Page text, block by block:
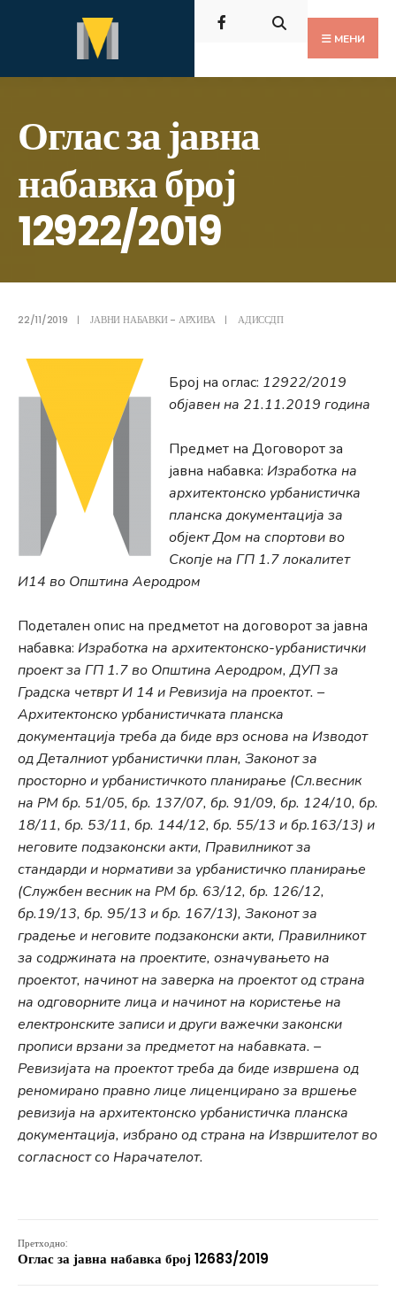
содржината
МЕНИ
Оглас за јавна
набавка број
12922/2019
22/11/2019 | ЈАВНИ НАБАВКИ - АРХИВА | АДИССДП
Број на оглас: 12922/2019
објавен на 21.11.2019 година
Предмет на Договорот за
јавна набавка: Изработка на
архитектонско урбанистичка
планска документација за
објект Дом на спортови во
Скопје на ГП 1.7 локалитет
И14 во Општина Аеродром
Подетален опис на предметот на договорот за јавна
набавка: Изработка на архитектонско-урбанистички
проект за ГП 1.7 во Општина Аеродром, ДУП за
Градска четврт И 14 и Ревизија на проектот. –
Архитектонско урбанистичката планска
документација треба да биде врз основа на Изводот
од Деталниот урбанистички план, Законот за
просторно и урбанистичкото планирање (Сл.весник
на РМ бр. 51/05, бр. 137/07, бр. 91/09, бр. 124/10, бр.
18/11, бр. 53/11, бр. 144/12, бр. 55/13 и бр.163/13) и
неговите подзаконски акти, Правилникот за
стандарди и нормативи за урбанистичко планирање
(Службен весник на РМ бр. 63/12, бр. 126/12,
бр.19/13, бр. 95/13 и бр. 167/13), Законот за
градење и неговите подзаконски акти, Правилникот
за содржината на проектите, означувањето на
проектот, начинот на заверка на проектот од страна
на одговорните лица и начинот на користење на
електронските записи и други важечки законски
прописи врзани за предметот на набавката. –
Ревизијата на проектот треба да биде извршена од
реномирано правно лице лиценцирано за вршење
ревизија на архитектонско урбанистичка планска
документација, избрано од страна на Извршителот во
согласност со Нарачателот.
Претходно:
Оглас за јавна набавка број 12683/2019